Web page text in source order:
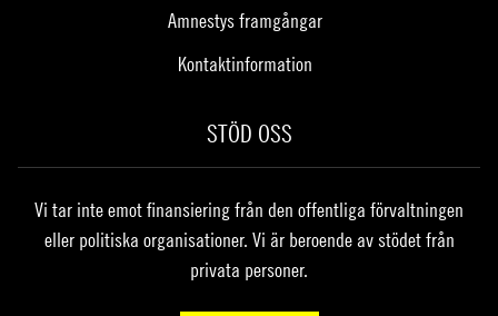
Amnestys framgångar
Kontaktinformation
STÖD OSS
Vi tar inte emot finansiering från den offentliga förvaltningen
eller politiska organisationer. Vi är beroende av stödet från
privata personer.